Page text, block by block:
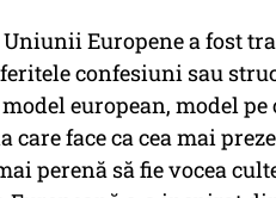
Europene a fost
confesiuni sau
european, model
face ca cea mai
perenă să fie vocea